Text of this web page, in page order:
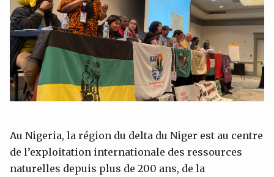
Au Nigeria, la région du delta du Niger est au centre
de l’exploitation internationale des ressources
naturelles depuis plus de 200 ans, de la